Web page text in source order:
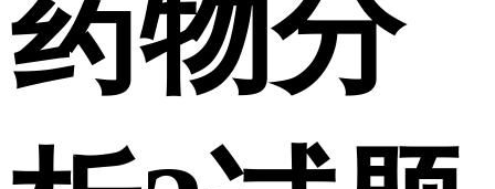
药物分